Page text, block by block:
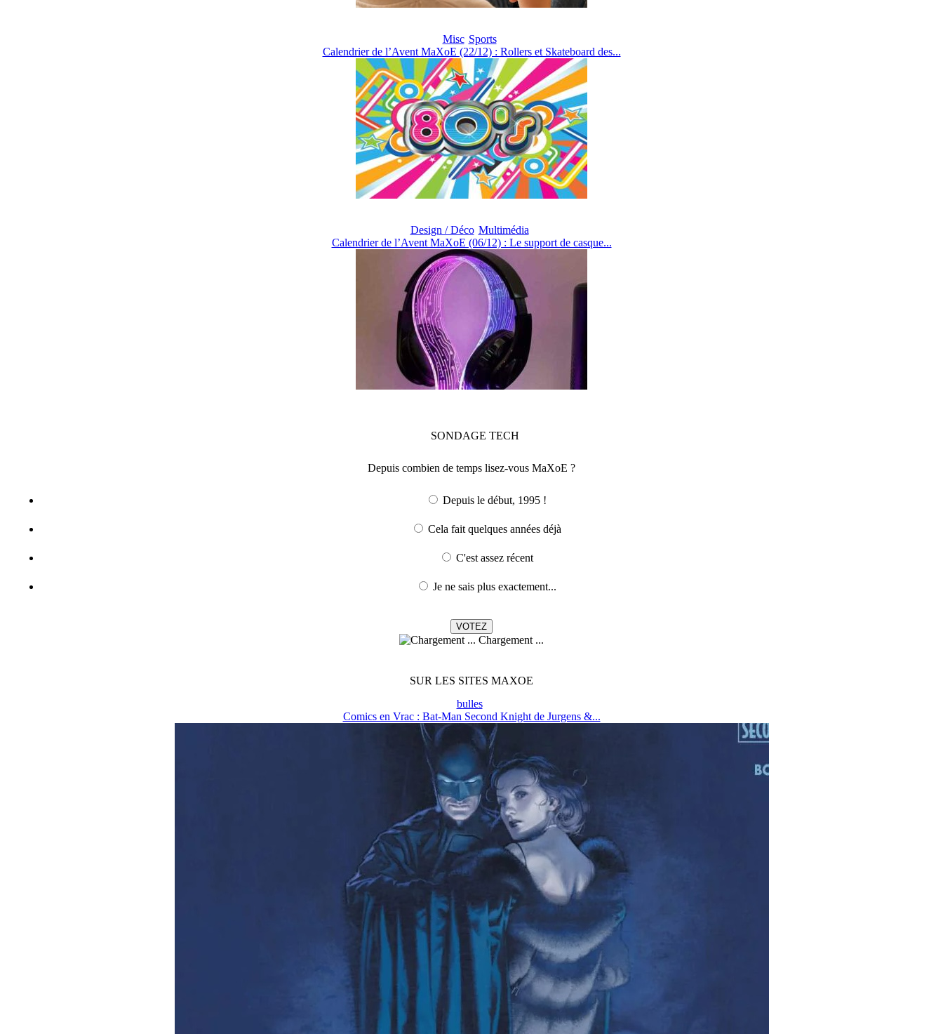
Misc Sports
Calendrier de l’Avent MaXoE (22/12) : Rollers et Skateboard des...
Design / Déco Multimédia
Calendrier de l’Avent MaXoE (06/12) : Le support de casque...
SONDAGE TECH
Depuis combien de temps lisez-vous MaXoE ?
Depuis le début, 1995 !
Cela fait quelques années déjà
C'est assez récent
Je ne sais plus exactement...
Chargement ...
SUR LES SITES MAXOE
bulles
Comics en Vrac : Bat-Man Second Knight de Jurgens &...